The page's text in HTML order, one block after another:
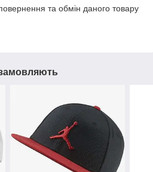
та обмін даного товару